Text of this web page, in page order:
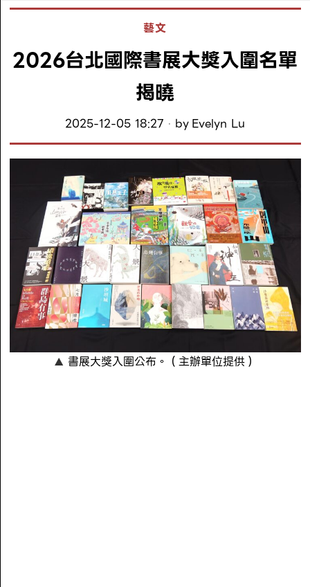
藝文
2026台北國際書展大獎入圍名單
揭曉
2025-12-05 18:27 by Evelyn Lu
書展大獎入圍公布。（主辦單位提供）